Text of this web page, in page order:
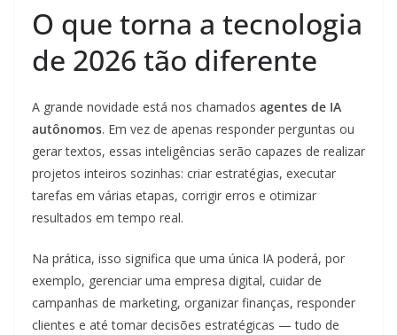
O que torna a tecnologia
de 2026 tão diferente
A grande novidade está nos chamados agentes de IA
autônomos. Em vez de apenas responder perguntas ou
gerar textos, essas inteligências serão capazes de realizar
projetos inteiros sozinhas: criar estratégias, executar
tarefas em várias etapas, corrigir erros e otimizar
resultados em tempo real.
Na prática, isso significa que uma única IA poderá, por
exemplo, gerenciar uma empresa digital, cuidar de
campanhas de marketing, organizar finanças, responder
clientes e até tomar decisões estratégicas — tudo de